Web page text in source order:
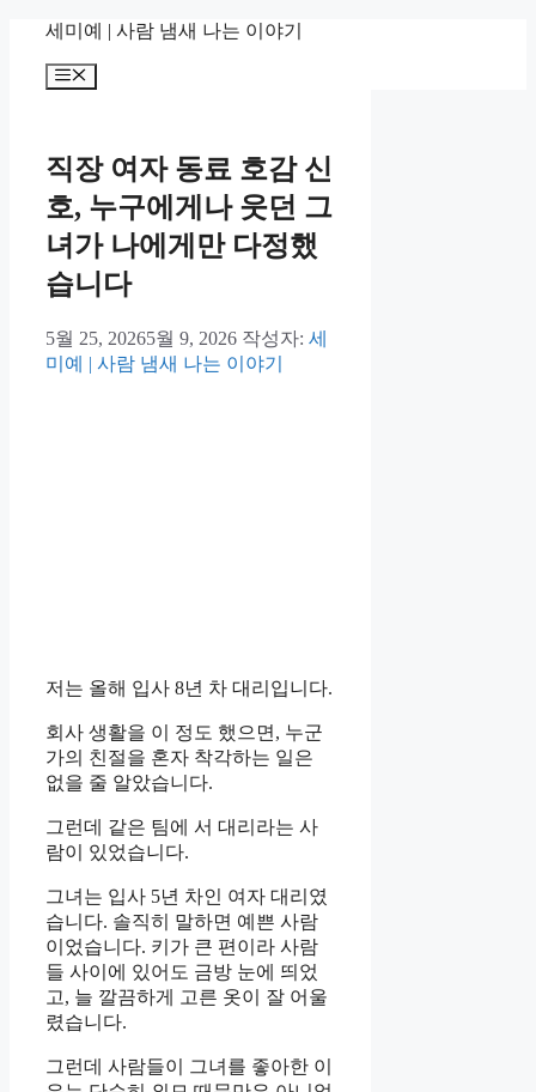
세미예 | 사람 냄새 나는 이야기
메
직장 여자 동료 호감 신
호, 누구에게나 웃던 그
녀가 나에게만 다정했
습니다
5월 25, 20265월 9, 2026 작성자: 세
미예 | 사람 냄새 나는 이야기
저는 올해 입사 8년 차 대리입니다.
회사 생활을 이 정도 했으면, 누군
가의 친절을 혼자 착각하는 일은
없을 줄 알았습니다.
그런데 같은 팀에 서 대리라는 사
람이 있었습니다.
그녀는 입사 5년 차인 여자 대리였
습니다. 솔직히 말하면 예쁜 사람
이었습니다. 키가 큰 편이라 사람
들 사이에 있어도 금방 눈에 띄었
고, 늘 깔끔하게 고른 옷이 잘 어울
렸습니다.
그런데 사람들이 그녀를 좋아한 이